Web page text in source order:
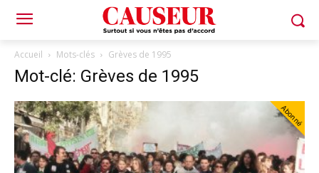
Accueil Mots-clés Grèves de 1995
Mot-clé: Grèves de 1995
Abonné